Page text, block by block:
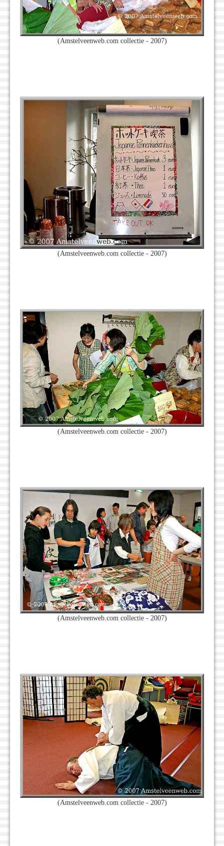
(Amstelveenweb.com collectie - 2007)
(Amstelveenweb.com collectie - 2007)
(Amstelveenweb.com collectie - 2007)
(Amstelveenweb.com collectie - 2007)
(Amstelveenweb.com collectie - 2007)